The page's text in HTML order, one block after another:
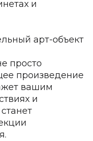
и
арт-объект
просто
произведение
вашим
и